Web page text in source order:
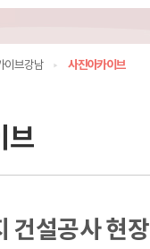
이브강남 사진아카이브
브
건설공사 현장